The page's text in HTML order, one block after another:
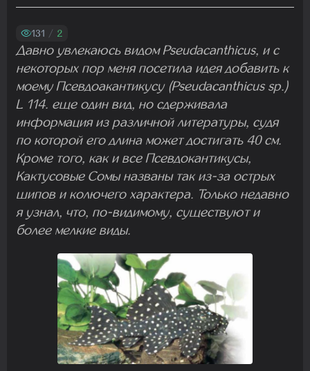
Madam
Madam
19.07.2026 08:27:00
131 / 2
Давно увлекаюсь видом Pseudacanthicus, и с
некоторых пор меня посетила идея добавить к
моему Псевдоакантикусу (Pseudacanthicus sp.)
L 114. еще один вид, но сдерживала
информация из различной литературы, судя
по которой его длина может достигать 40 см.
Кроме того, как и все Псевдокантикусы,
Кактусовые Сомы названы так из-за острых
шипов и колючего характера. Только недавно
я узнал, что, по-видимому, существуют и
более мелкие виды.